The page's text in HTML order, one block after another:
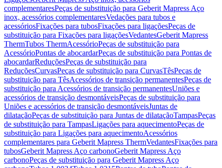
complementaresPeças de substituição para Geberit Mapress Aço
inox, acessórios complementaresVedações para tubos e
acessóriosFixações para tubosFixações para ligaçõesPeças de
substituição para Fixações para ligaçõesVedantesGeberit Mapress
ThermTubos ThermAcessórioPeças de substituição para
AcessórioPontas de abocardarPeças de substituição para Pontas de
abocardarReduçõesPeças de substituição para
ReduçõesCurvasPeças de substituição para CurvasTêsPeças de
substituição para TêsAcessórios de transição permanentesPeças de
substituição para Acessórios de transição permanentesUniões e
acessórios de transição desmontáveisPeças de substituição para
Uniões e acessórios de transição desmontáveisJuntas de
dilataçãoPeças de substituição para Juntas de dilataçãoTampasPeças
de substituição para TampasLigações para aquecimentoPeças de
substituição para Ligações para aquecimentoAcessórios
complementares para Geberit Mapress ThermVedantesFixações para
tubosGeberit Mapress Aço carbonoGeberit Mapress Aço
carbonoPeças de substituição para Geberit Mapress Aço